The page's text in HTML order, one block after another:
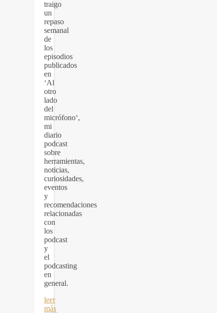
traigo
un
repaso
semanal
de
los
episodios
publicados
en
‘Al
otro
lado
del
micrófono‘,
mi
diario
podcast
sobre
herramientas,
noticias,
curiosidades,
eventos
y
recomendaciones
relacionadas
con
los
podcast
y
el
podcasting
en
general.
leer
más